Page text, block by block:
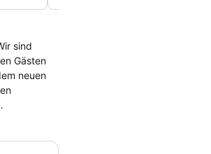
sind
Gästen
neuen